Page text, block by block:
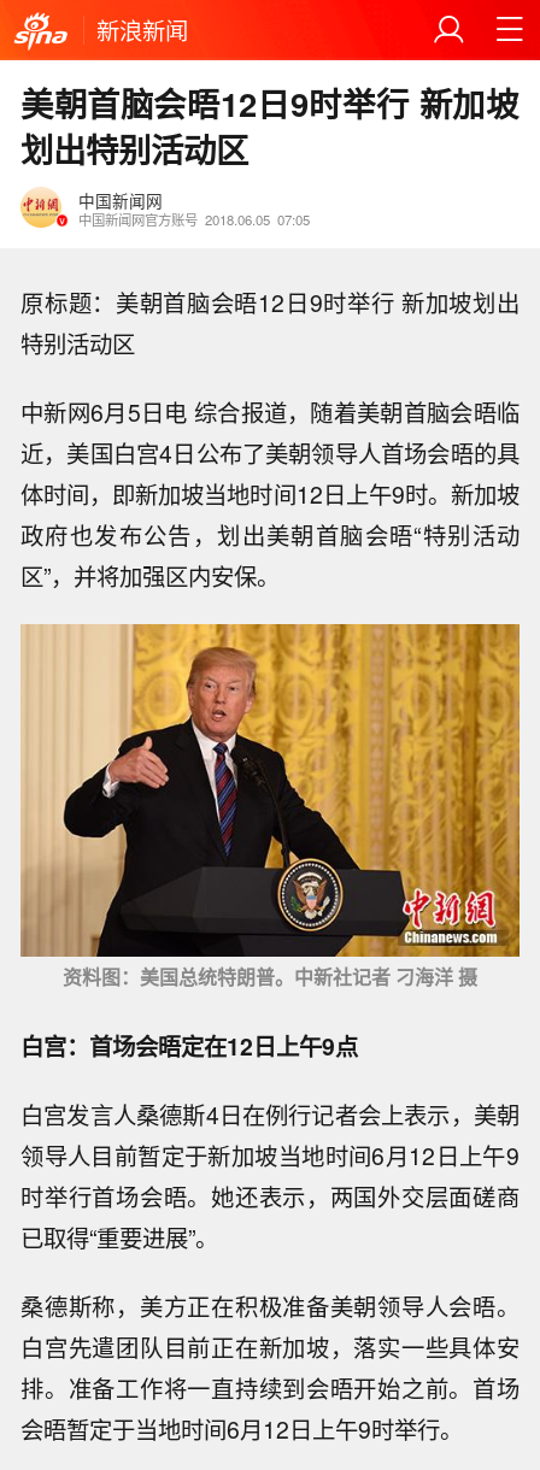
新浪新闻
美朝首脑会晤12日9时举行 新加坡
划出特别活动区
中国新闻网
中国新闻网官方账号 2018.06.05 07:05
原标题：美朝首脑会晤12日9时举行 新加坡划出
特别活动区
中新网6月5日电 综合报道，随着美朝首脑会晤临
近，美国白宫4日公布了美朝领导人首场会晤的具
体时间，即新加坡当地时间12日上午9时。新加坡
政府也发布公告，划出美朝首脑会晤“特别活动
区”，并将加强区内安保。
资料图：美国总统特朗普。中新社记者 刁海洋 摄
白宫：首场会晤定在12日上午9点
白宫发言人桑德斯4日在例行记者会上表示，美朝
领导人目前暂定于新加坡当地时间6月12日上午9
时举行首场会晤。她还表示，两国外交层面磋商
已取得“重要进展”。
桑德斯称，美方正在积极准备美朝领导人会晤。
白宫先遣团队目前正在新加坡，落实一些具体安
排。准备工作将一直持续到会晤开始之前。首场
会晤暂定于当地时间6月12日上午9时举行。